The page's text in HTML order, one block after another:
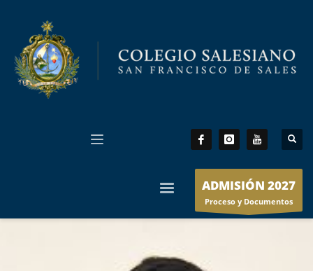
ADMISIÓN 2027
Proceso y Documentos